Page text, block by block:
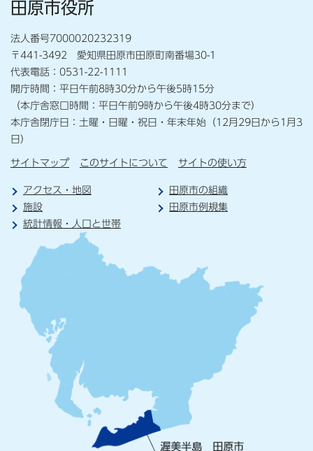
田原市役所
法人番号7000020232319
〒441-3492 愛知県田原市田原町南番場30-1
代表電話：0531-22-1111
開庁時間：平日午前8時30分から午後5時15分
（本庁舎窓口時間：平日午前9時から午後4時30分まで）
本庁舎閉庁日：土曜・日曜・祝日・年末年始（12月29日から1月3
日）
サイトマップ このサイトについて サイトの使い方
アクセス・地図
田原市の組織
施設
田原市例規集
統計情報・人口と世帯